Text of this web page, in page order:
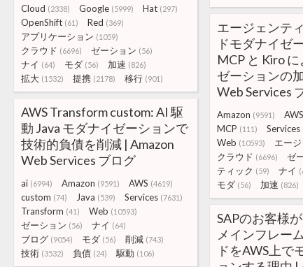
Cloud (2338) Google (5999) Hat (297)
OpenShift (61) Red (369)
アプリケーション (1059)
クラウド (6696) ゼーション (56)
ナイ (64) モダ (56) 加速 (826)
拡大 (1532) 提携 (2178) 移行 (901)
エージェンテ
ドモダナイゼ
MCP と Kiro
ゼーションの
Web Services
Amazon (9591) AWS
MCP (111) Services
Web (10593) エー
クラウド (6696) ゼ
ティック (59) ナイ
モダ (56) 加速 (826)
AWS Transform custom: AI 駆
動 Java モダナイゼーションで
技術的負債を削減 | Amazon
Web Services ブログ
ai (6994) Amazon (9591) AWS (4619)
custom (74) Java (539) Services (7631)
Transform (41) Web (10593)
ゼーション (56) ナイ (64)
ブログ (9054) モダ (56) 削減 (743)
技術 (3532) 負債 (24) 駆動 (106)
SAPのお客様
メインフレー
ドをAWS上で